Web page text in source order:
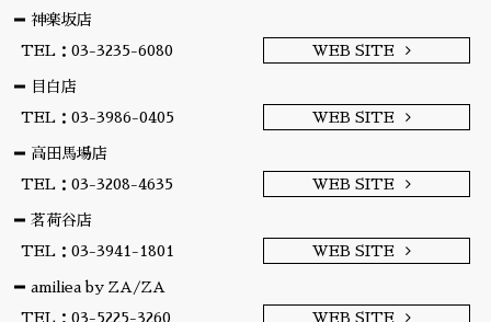
神楽坂店
TEL：03-3235-6080
WEB SITE
目白店
TEL：03-3986-0405
WEB SITE
高田馬場店
TEL：03-3208-4635
WEB SITE
茗荷谷店
TEL：03-3941-1801
WEB SITE
amiliea by ZA/ZA
TEL：03-5225-3260
WEB SITE